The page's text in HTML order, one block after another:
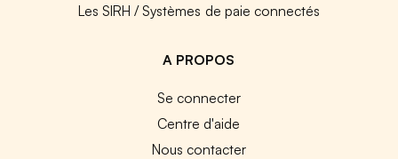
Les SIRH / Systèmes de paie connectés
A PROPOS
Se connecter
Centre d'aide
Nous contacter